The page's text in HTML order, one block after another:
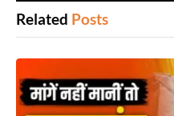
Related Posts